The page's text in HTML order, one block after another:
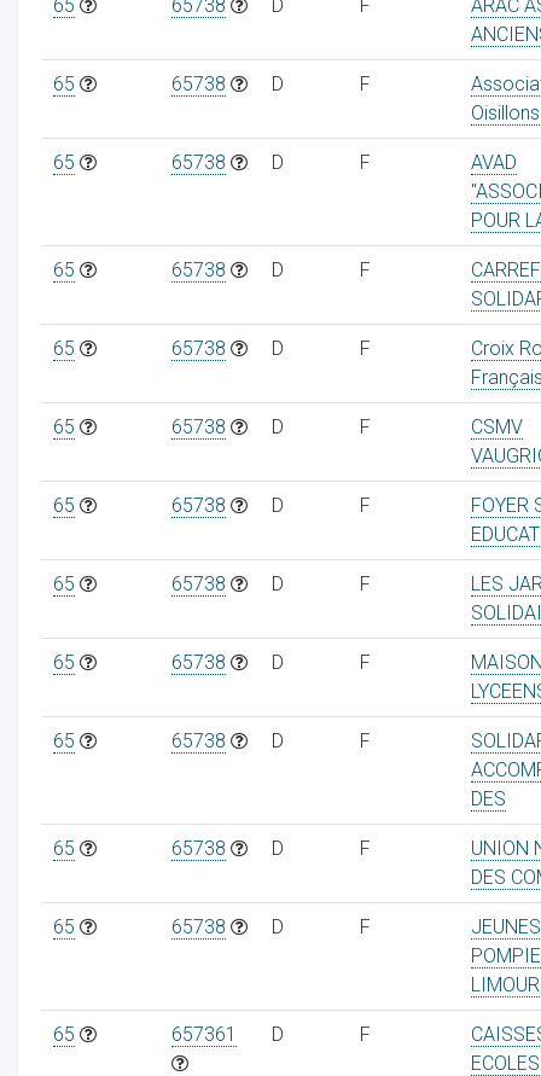
65 65738 D F
ARAC
65 65738 D F
Oisillons
65 65738 D F
AVAD
POUR
65 65738 D F
65 65738 D F
Croix
65 65738 D F
CSMV
65 65738 D F
FOYER
65 65738 D F
LES
65 65738 D F
65 65738 D F
DES
65 65738 D F
UNION
DES
65 65738 D F
65 657361 D F
ECOLES